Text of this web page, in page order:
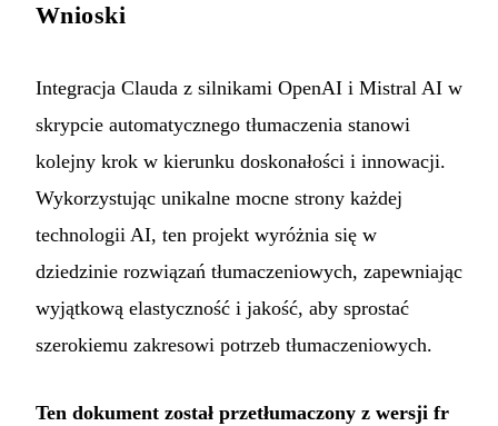
Wnioski
Integracja Clauda z silnikami OpenAI i Mistral AI w
skrypcie automatycznego tłumaczenia stanowi
kolejny krok w kierunku doskonałości i innowacji.
Wykorzystując unikalne mocne strony każdej
technologii AI, ten projekt wyróżnia się w
dziedzinie rozwiązań tłumaczeniowych, zapewniając
wyjątkową elastyczność i jakość, aby sprostać
szerokiemu zakresowi potrzeb tłumaczeniowych.
Ten dokument został przetłumaczony z wersji fr